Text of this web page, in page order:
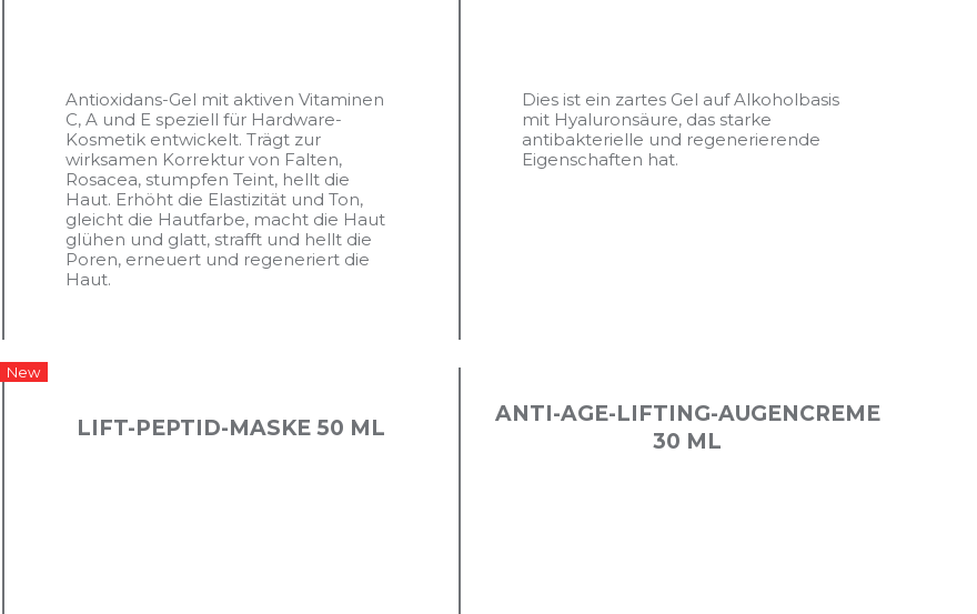
Antioxidans-Gel mit aktiven Vitaminen
C, A und E speziell für Hardware-
Kosmetik entwickelt. Trägt zur
wirksamen Korrektur von Falten,
Rosacea, stumpfen Teint, hellt die
Haut. Erhöht die Elastizität und Ton,
gleicht die Hautfarbe, macht die Haut
glühen und glatt, strafft und hellt die
Poren, erneuert und regeneriert die
Haut.
Dies ist ein zartes Gel auf Alkoholbasis
mit Hyaluronsäure, das starke
antibakterielle und regenerierende
Eigenschaften hat.
LIFT-PEPTID-MASKE 50 ML
New
ANTI-AGE-LIFTING-AUGENCREME
30 ML